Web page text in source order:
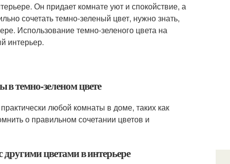
Он придает комнате уют и спокойствие, а
сочетать темно-зеленый цвет, нужно знать,
Использование темно-зеленого цвета на
интерьер.
темно-зеленом цвете
любой комнаты в доме, таких как
о правильном сочетании цветов и
цветами в интерьере